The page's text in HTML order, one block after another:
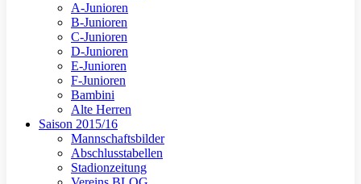
A-Junioren
B-Junioren
C-Junioren
D-Junioren
E-Junioren
F-Junioren
Bambini
Alte Herren
Saison 2015/16
Mannschaftsbilder
Abschlusstabellen
Stadionzeitung